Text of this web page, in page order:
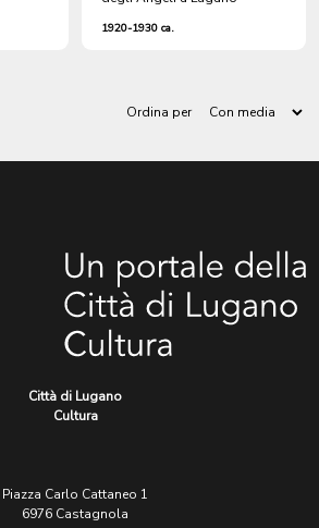
1920-1930 ca.
Ordina per
Città di Lugano
Cultura
Piazza Carlo Cattaneo 1
6976 Castagnola